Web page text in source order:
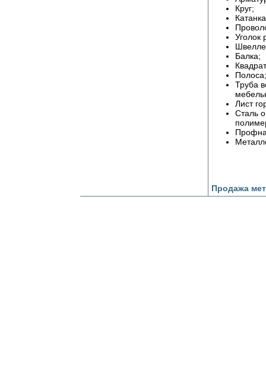
Круг;
Уголок
Балка;
Полоса;
Труба
Лист
Сталь
Продажа